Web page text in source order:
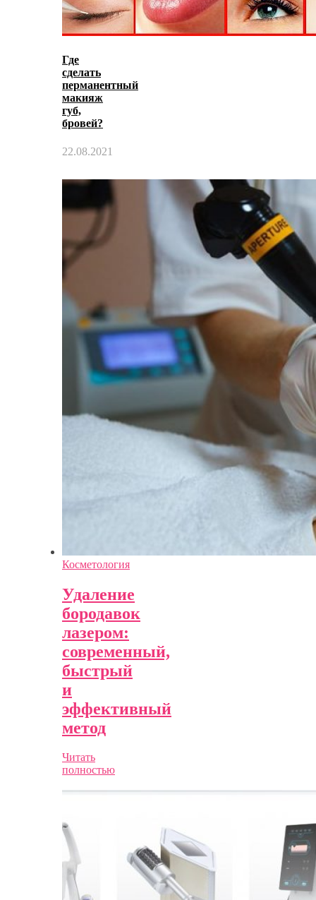
Где
сделать
перманентный
макияж
губ,
бровей?
22.08.2021
Косметология
Удаление
бородавок
лазером:
современный,
быстрый
и
эффективный
метод
Читать
полностью